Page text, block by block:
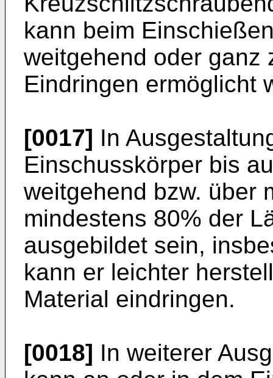
kann beim
weitgehend oder ganz
Eindringen ermöglicht
[0017] In
Einschusskörper bis
weitgehend bzw. über
mindestens 80% der
ausgebildet sein,
kann er leichter
Material eindringen.
[0018] In weiterer